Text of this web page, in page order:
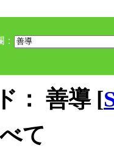
： 善導 [
て